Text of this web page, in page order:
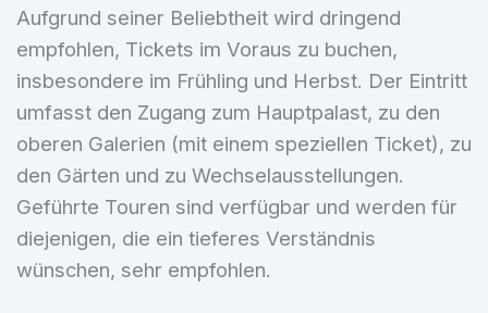
Aufgrund seiner Beliebtheit wird dringend
empfohlen, Tickets im Voraus zu buchen,
insbesondere im Frühling und Herbst. Der Eintritt
umfasst den Zugang zum Hauptpalast, zu den
oberen Galerien (mit einem speziellen Ticket), zu
den Gärten und zu Wechselausstellungen.
Geführte Touren sind verfügbar und werden für
diejenigen, die ein tieferes Verständnis
wünschen, sehr empfohlen.